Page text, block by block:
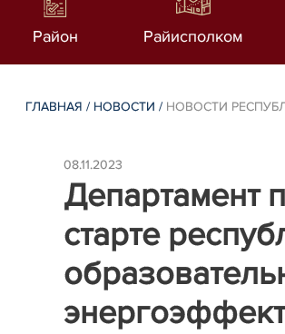
Район Райисполком
ГЛАВНАЯ / НОВОСТИ / НОВОСТИ
08.11.2023
Департамент
старте